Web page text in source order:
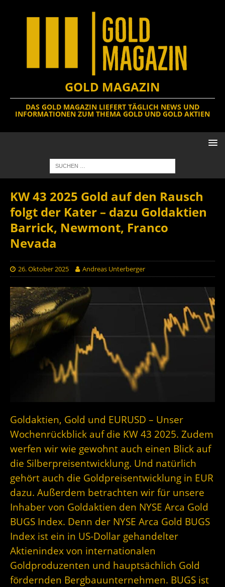
GOLD MAGAZIN
DAS GOLD MAGAZIN LIEFERT TÄGLICH NEWS UND
INFORMATIONEN ZUM THEMA GOLD UND GOLD AKTIEN
KW 43 2025 Gold auf den Rausch
folgt der Kater – dazu Goldaktien
Barrick, Newmont, Franco
Nevada
26. Oktober 2025 Andreas Unterberger
Goldaktien, Gold und EURUSD – Unser
Wochenrückblick auf die KW 43 2025. Zudem
werfen wir wie gewohnt auch einen Blick auf
die Silberpreisentwicklung. Und natürlich
gehört auch die Goldpreisentwicklung in EUR
dazu. Außerdem betrachten wir für unsere
Inhaber von Goldaktien den NYSE Arca Gold
BUGS Index. Denn der NYSE Arca Gold BUGS
Index ist ein in US-Dollar gehandelter
Aktienindex von internationalen
Goldproduzenten und hauptsächlich Gold
fördernden Bergbauunternehmen. BUGS ist